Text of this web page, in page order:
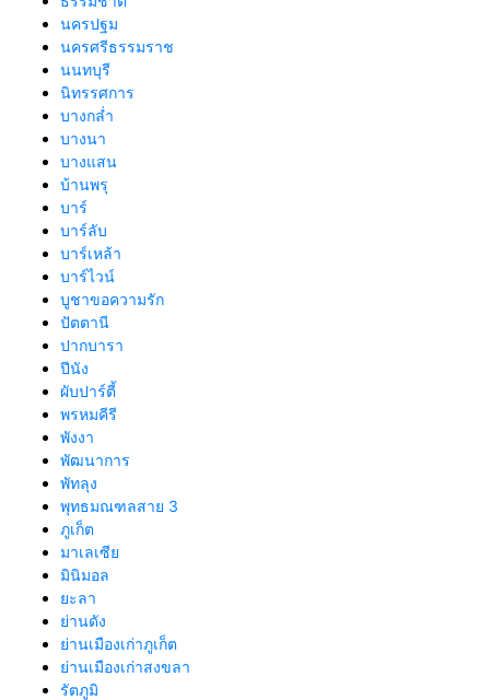
นครปฐม
นครศรีธรรมราช
นนทบุรี
นิทรรศการ
บางกล่ำ
บางนา
บางแสน
บ้านพรุ
บาร์
บาร์ลับ
บาร์เหล้า
บาร์ไวน์
บูชาขอความรัก
ปัตตานี
ปากบารา
ปีนัง
ผับปาร์ตี้
พรหมคีรี
พังงา
พัฒนาการ
พัทลุง
พุทธมณฑลสาย 3
ภูเก็ต
มาเลเซีย
มินิมอล
ยะลา
ย่านดัง
ย่านเมืองเก่าภูเก็ต
ย่านเมืองเก่าสงขลา
รัตภูมิ